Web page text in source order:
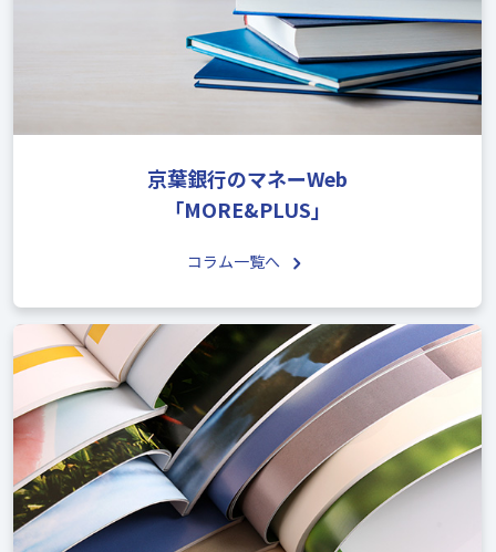
京葉銀行のマネーWeb
「MORE&PLUS」
コラム一覧へ